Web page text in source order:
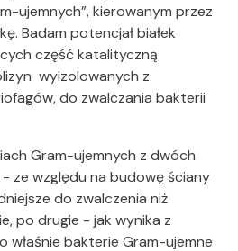
ujemnych”, kierowanym przez
Badam potencjał białek
część katalityczną
wyizolowanych z
do zwalczania bakterii
Gram-ujemnych z dwóch
ze względu na budowę ściany
do zwalczenia niż
po drugie - jak wynika z
bakterie Gram-ujemne